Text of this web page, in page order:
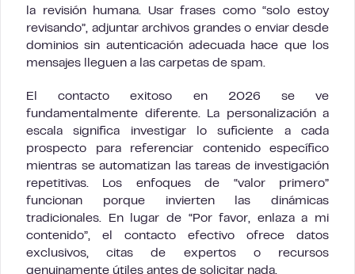
la revisión humana. Usar frases como “solo estoy
revisando”, adjuntar archivos grandes o enviar desde
dominios sin autenticación adecuada hace que los
mensajes lleguen a las carpetas de spam.
El contacto exitoso en 2026 se ve
fundamentalmente diferente. La personalización a
escala significa investigar lo suficiente a cada
prospecto para referenciar contenido específico
mientras se automatizan las tareas de investigación
repetitivas. Los enfoques de “valor primero”
funcionan porque invierten las dinámicas
tradicionales. En lugar de “Por favor, enlaza a mi
contenido”, el contacto efectivo ofrece datos
exclusivos, citas de expertos o recursos
genuinamente útiles antes de solicitar nada.